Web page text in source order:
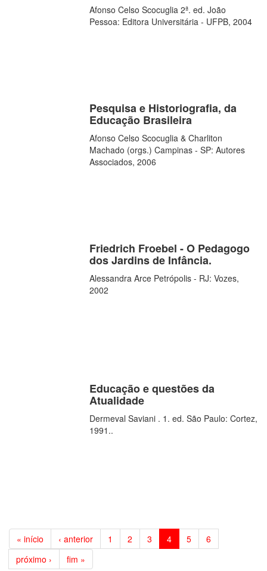
Afonso Celso Scocuglia 2ª. ed. João
Pessoa: Editora Universitária - UFPB, 2004
Pesquisa e Historiografia, da
Educação Brasileira
Afonso Celso Scocuglia & Charliton
Machado (orgs.) Campinas - SP: Autores
Associados, 2006
Friedrich Froebel - O Pedagogo
dos Jardins de Infância.
Alessandra Arce Petrópolis - RJ: Vozes,
2002
Educação e questões da
Atualidade
Dermeval Saviani . 1. ed. São Paulo: Cortez,
1991..
« início ‹ anterior 1 2 3 4 5
6
próximo ›
fim »